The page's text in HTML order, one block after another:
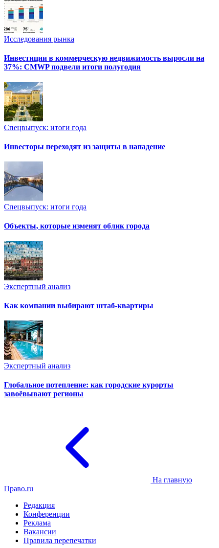
Исследования рынка
Инвестиции в коммерческую недвижимость выросли на
37%: CMWP подвели итоги полугодия
Спецвыпуск: итоги года
Инвесторы переходят из защиты в нападение
Спецвыпуск: итоги года
Объекты, которые изменят облик города
Экспертный анализ
Как компании выбирают штаб-квартиры
Экспертный анализ
Глобальное потепление: как городские курорты
завоёвывают регионы
На главную
Право.ru
Редакция
Конференции
Реклама
Вакансии
Правила перепечатки